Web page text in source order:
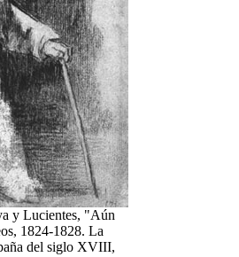
y Lucientes, "Aún
1824-1828. La
del siglo XVIII,